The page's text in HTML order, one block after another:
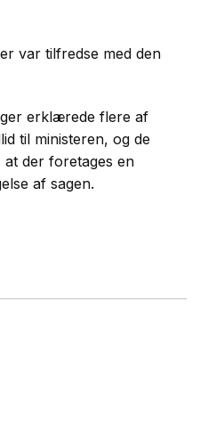
var tilfredse med den
erklærede flere af
til ministeren, og de
der foretages en
af sagen.